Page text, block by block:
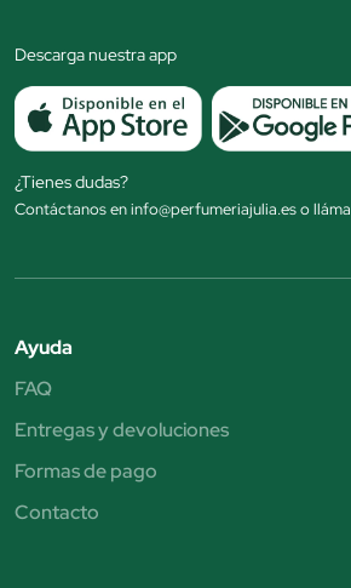
Descarga nuestra app
¿Tienes dudas?
Contáctanos en info@perfumeriajulia.es o
Ayuda
FAQ
Entregas y devoluciones
Formas de pago
Contacto